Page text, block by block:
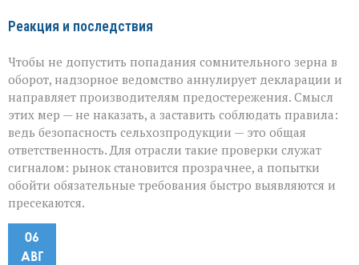
Реакция и последствия
Чтобы не допустить попадания сомнительного зерна в
оборот, надзорное ведомство аннулирует декларации и
направляет производителям предостережения. Смысл
этих мер — не наказать, а заставить соблюдать правила:
ведь безопасность сельхозпродукции — это общая
ответственность. Для отрасли такие проверки служат
сигналом: рынок становится прозрачнее, а попытки
обойти обязательные требования быстро выявляются и
пресекаются.
06
АВГ